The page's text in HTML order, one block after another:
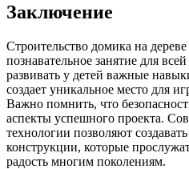
Заключение
Строительство домика на
познавательное занятие для
развивать у детей важные
создает уникальное место для
Важно помнить, что
аспекты успешного проекта.
технологии позволяют
конструкции, которые
радость многим поколениям.